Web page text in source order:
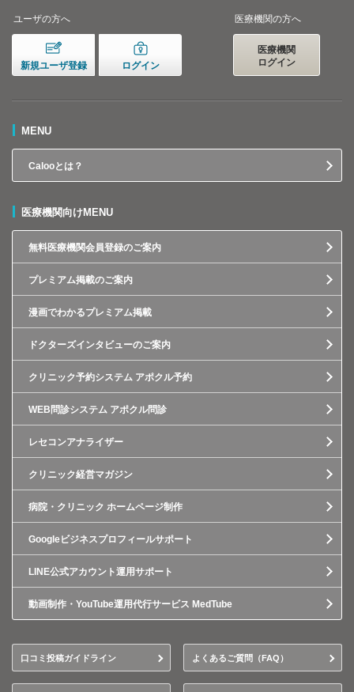
ユーザの方へ
新規ユーザ登録 ログイン
医療機関の方へ
医療機関
ログイン
MENU
Calooとは？
医療機関向けMENU
無料医療機関会員登録のご案内
プレミアム掲載のご案内
漫画でわかるプレミアム掲載
ドクターズインタビューのご案内
クリニック予約システム アポクル予約
WEB問診システム アポクル問診
レセコンアナライザー
クリニック経営マガジン
病院・クリニック ホームページ制作
Googleビジネスプロフィールサポート
LINE公式アカウント運用サポート
動画制作・YouTube運用代行サービス MedTube
口コミ投稿ガイドライン よくあるご質問（FAQ）